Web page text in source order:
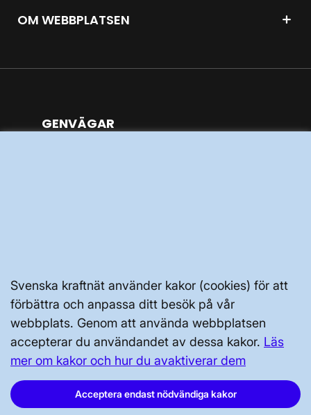
Svenska kraftnät använder kakor (cookies) för att
förbättra och anpassa ditt besök på vår
webbplats. Genom att använda webbplatsen
accepterar du användandet av dessa kakor. Läs
mer om kakor och hur du avaktiverar dem
Acceptera endast nödvändiga kakor
OM WEBBPLATSEN
Svenska kraftnät, Box 1200, 172 24
Sundbyberg
Tel: 010-475 80 00
GENVÄGAR